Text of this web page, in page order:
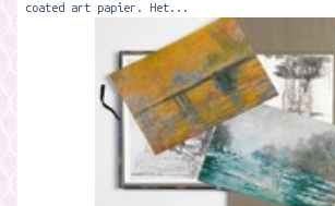
coated art papier. Het...